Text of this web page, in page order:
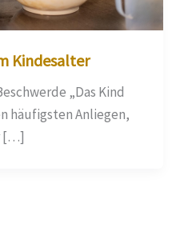
Kindesalter
„Das Kind
häufigsten Anliegen,
[…]